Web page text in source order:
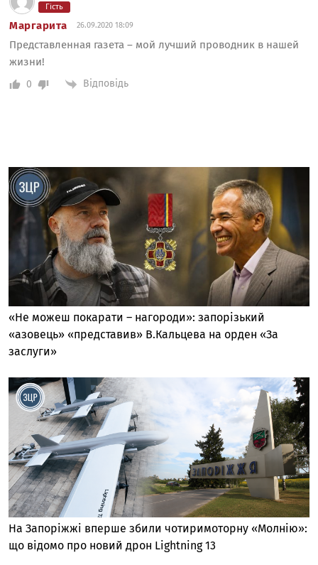
Гість
Маргарита 26.09.2020 18:09
Представленная газета – мой лучший проводник в нашей
жизни!
0 Відповідь
«Не можеш покарати – нагороди»: запорізький
«азовець» «представив» В.Кальцева на орден «За
заслуги»
На Запоріжжі вперше збили чотиримоторну «Молнію»:
що відомо про новий дрон Lightning 13